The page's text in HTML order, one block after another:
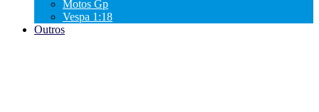
Motos Gp
Vespa 1:18
Outros